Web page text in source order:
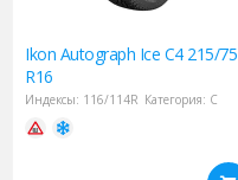
Ikon Autograph Ice C4 215/75
R16
Индексы: 116/114R Категория: C